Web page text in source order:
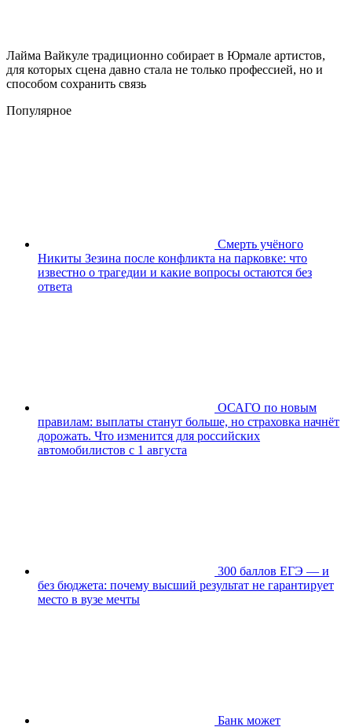
Лайма Вайкуле традиционно собирает в Юрмале артистов,
для которых сцена давно стала не только профессией, но и
способом сохранить связь
Популярное
Смерть учёного
Никиты Зезина после конфликта на парковке: что
известно о трагедии и какие вопросы остаются без
ответа
ОСАГО по новым
правилам: выплаты станут больше, но страховка начнёт
дорожать. Что изменится для российских
автомобилистов с 1 августа
300 баллов ЕГЭ — и
без бюджета: почему высший результат не гарантирует
место в вузе мечты
Банк может